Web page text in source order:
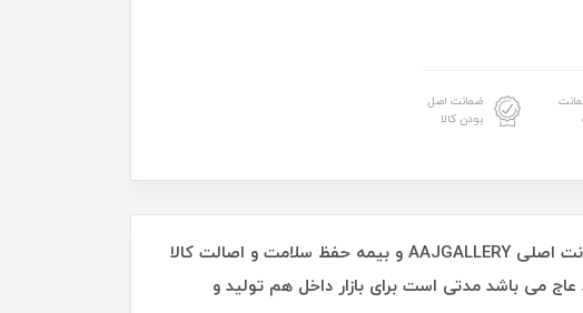
ضمانت اصل
بودن کالا
آباژور رومیزی کد AFR1143 از جنس چوب روسی طبیعی و قاب قطعات اورجینال دوربین از برند AAJ با ضمانت اصلی AAJGALLERY و بیمه حفظ سلامت و اصالت کالا
می باشد مدتی است برای بازار داخل هم تولید و